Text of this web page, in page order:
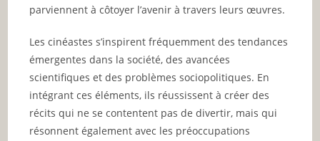
parviennent à côtoyer l’avenir à travers leurs œuvres.
Les cinéastes s’inspirent fréquemment des tendances
émergentes dans la société, des avancées
scientifiques et des problèmes sociopolitiques. En
intégrant ces éléments, ils réussissent à créer des
récits qui ne se contentent pas de divertir, mais qui
résonnent également avec les préoccupations